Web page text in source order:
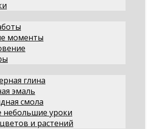
моменты
глина
эмаль
смола
небольшие уроки
и растений